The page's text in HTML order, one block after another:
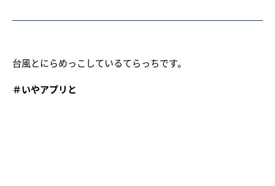
台風とにらめっこしているてらっちです。
＃いやアプリと